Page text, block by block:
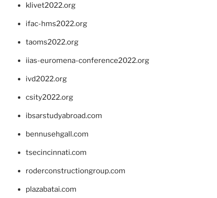
klivet2022.org
ifac-hms2022.org
taoms2022.org
iias-euromena-conference2022.org
ivd2022.org
csity2022.org
ibsarstudyabroad.com
bennusehgall.com
tsecincinnati.com
roderconstructiongroup.com
plazabatai.com